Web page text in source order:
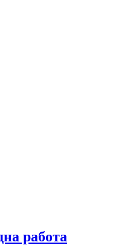
работа